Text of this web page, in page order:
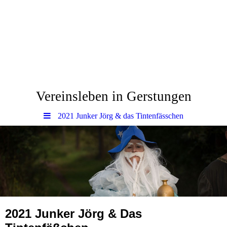
Vereinsleben in Gerstungen
2021 Junker Jörg & das Tintenfässchen
2021 Junker Jörg & Das